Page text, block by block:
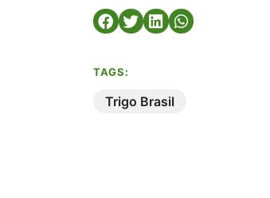
TAGS:
Trigo Brasil